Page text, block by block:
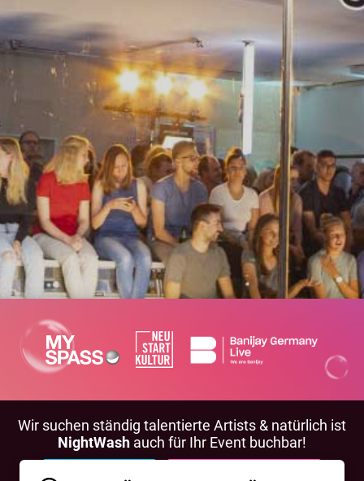
Wir suchen ständig talentierte Artists & natürlich ist
NightWash auch für Ihr Event buchbar!